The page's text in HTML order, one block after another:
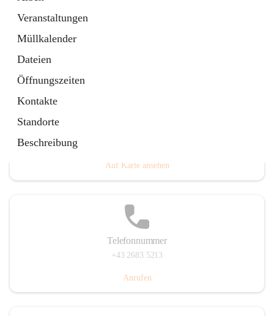
Veranstaltungen
Müllkalender
Dateien
Öffnungszeiten
Kontakte
Standorte
Beschreibung
Auf Karte ansehen
Telefonnummer
+43 2683 5213
Anrufen